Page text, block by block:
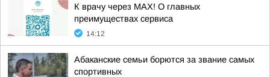
К врачу через МАХ! О главных
преимуществах сервиса
14:12
Абаканские семьи борются за звание самых
спортивных